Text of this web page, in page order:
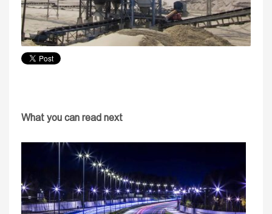
What you can read next